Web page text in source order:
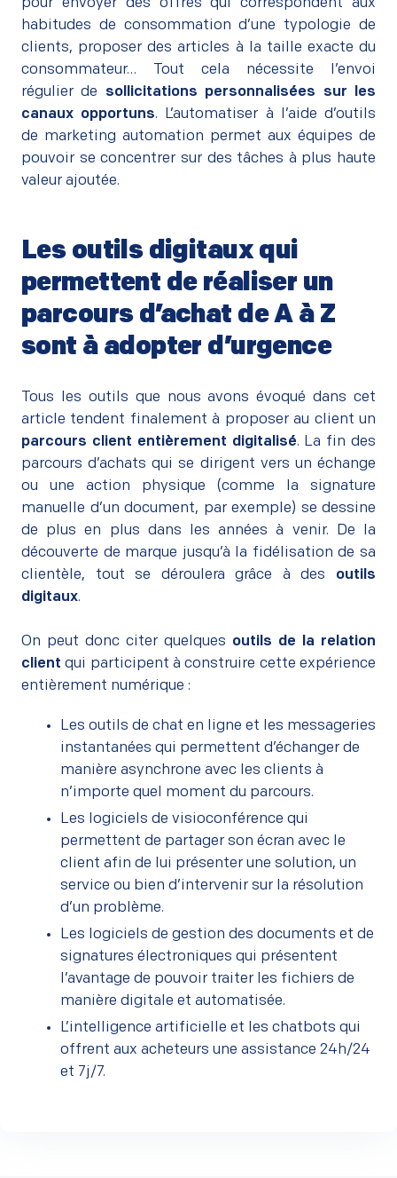
pour envoyer des offres qui correspondent aux
habitudes de consommation d’une typologie de
clients, proposer des articles à la taille exacte du
consommateur… Tout cela nécessite l’envoi
régulier de sollicitations personnalisées sur les
canaux opportuns. L’automatiser à l’aide d’outils
de marketing automation permet aux équipes de
pouvoir se concentrer sur des tâches à plus haute
valeur ajoutée.
Les outils digitaux qui
permettent de réaliser un
parcours d’achat de A à Z
sont à adopter d’urgence
Tous les outils que nous avons évoqué dans cet
article tendent finalement à proposer au client un
parcours client entièrement digitalisé. La fin des
parcours d’achats qui se dirigent vers un échange
ou une action physique (comme la signature
manuelle d’un document, par exemple) se dessine
de plus en plus dans les années à venir. De la
découverte de marque jusqu’à la fidélisation de sa
clientèle, tout se déroulera grâce à des outils
digitaux.
On peut donc citer quelques outils de la relation
client qui participent à construire cette expérience
entièrement numérique :
Les outils de chat en ligne et les messageries
instantanées qui permettent d’échanger de
manière asynchrone avec les clients à
n’importe quel moment du parcours.
Les logiciels de visioconférence qui
permettent de partager son écran avec le
client afin de lui présenter une solution, un
service ou bien d’intervenir sur la résolution
d’un problème.
Les logiciels de gestion des documents et de
signatures électroniques qui présentent
l’avantage de pouvoir traiter les fichiers de
manière digitale et automatisée.
L’intelligence artificielle et les chatbots qui
offrent aux acheteurs une assistance 24h/24
et 7j/7.